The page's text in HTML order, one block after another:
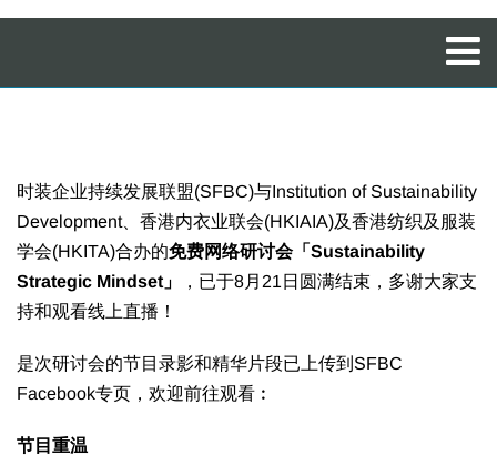
时装企业持续发展联盟(SFBC)与Institution of Sustainability
Development、香港内衣业联会(HKIAIA)及香港纺织及服装
学会(HKITA)合办的免费网络研讨会「Sustainability
Strategic Mindset」
，已于8月21日圆满结束，多谢大家支
持和观看线上直播！
是次研讨会的节目录影和精华片段已上传到SFBC
Facebook专页，欢迎前往观看︰
节目重温